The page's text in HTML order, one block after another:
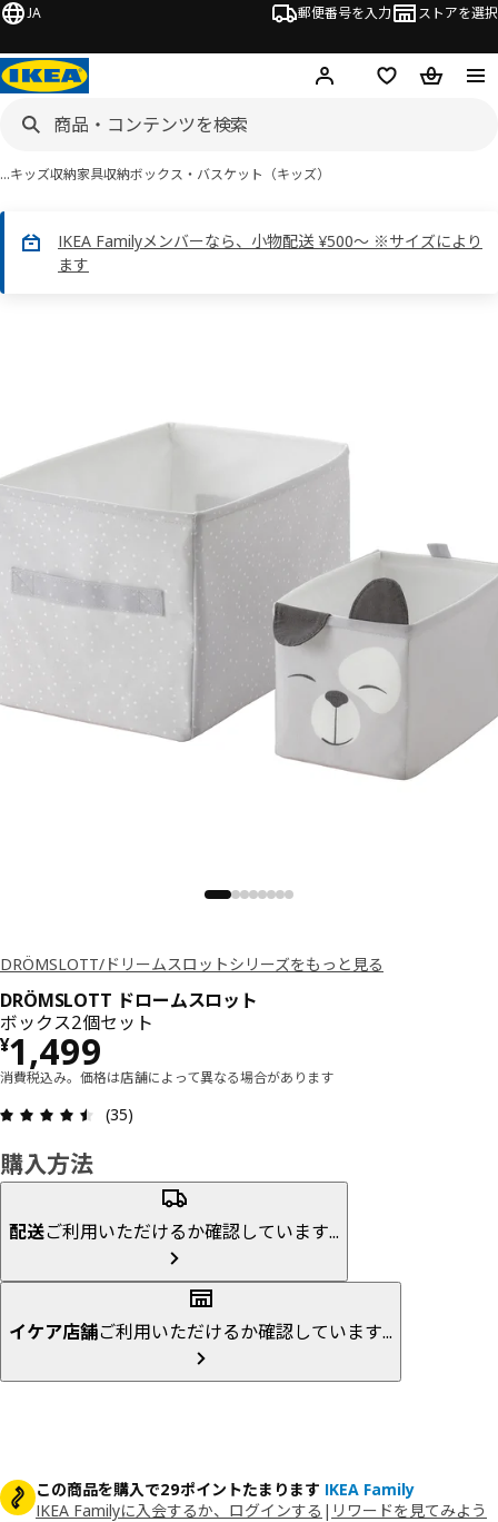
JA 郵便番号を入力 ストアを選択
ログイン・新規入会
欲しいものリスト
カート
…キッズ収納家具収納ボックス・バスケット（キッズ）
IKEA Familyメンバーなら、小物配送 ¥500～ ※サイズにより
ます
DRÖMSLOTT/ドリームスロットシリーズをもっと見る
DRÖMSLOTT ドロームスロット
ボックス2個セット
¥1,499
価格 ¥ 1499
消費税込み。価格は店舗によって異なる場合があります
(35)
購入方法
配送ご利用いただけるか確認しています...
イケア店舗ご利用いただけるか確認しています...
この商品を購入で29ポイントたまります IKEA Family
IKEA Familyに入会するか、ログインする | リワードを見てみよう